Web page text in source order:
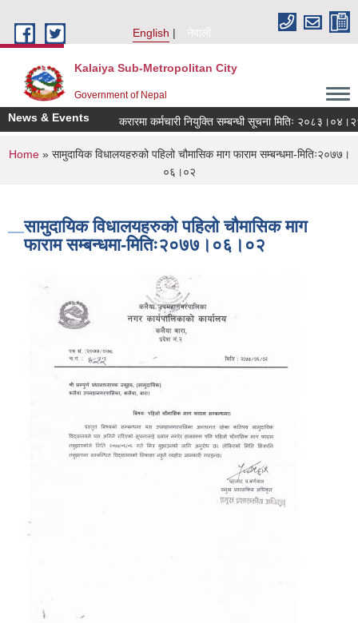
English
नेपाली
Kalaiya Sub-Metropolitan City
Government of Nepal
News & Events करारमा कर्मचारी नियुक्ति सम्बन्धी सूचना मितिः २०८३।०४।२१
You are here
Home» सामुदायिक विधालयहरुको पहिलो चौमासिक माग फाराम सम्बन्धमा-मितिः२०७७।
०६।०२
सामुदायिक विधालयहरुको पहिलो चौमासिक माग
फाराम सम्बन्धमा-मितिः२०७७।०६।०२